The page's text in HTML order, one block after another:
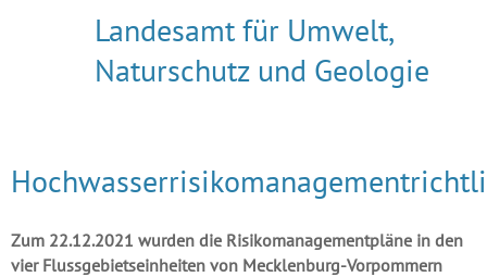
Landesamt für Umwelt,
Naturschutz und Geologie
Zum 22.12.2021 wurden die Risikomanagementpläne in den
vier Flussgebietseinheiten von Mecklenburg-Vorpommern